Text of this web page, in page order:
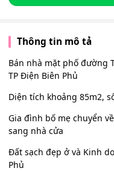
Thông tin mô tả
Bán nhà mặt phố đường
TP Điện Biên Phủ
Diện tích khoảng 85m2,
Gia đình bố mẹ chuyển
sang nhà cửa
Đất sạch đẹp ở và Kinh
Phủ